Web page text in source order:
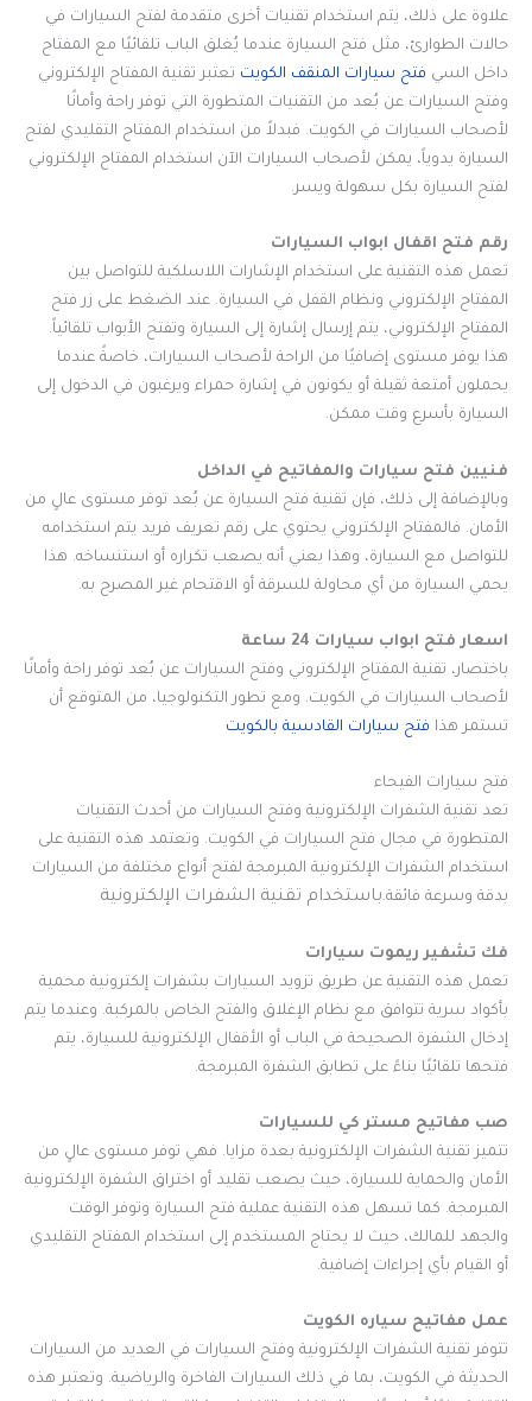
علاوة على ذلك، يتم استخدام تقنيات أخرى متقدمة لفتح السيارات في
حالات الطوارئ، مثل فتح السيارة عندما يُغلق الباب تلقائيًا مع المفتاح
داخل السي فتح سيارات المنقف الكويت تعتبر تقنية المفتاح الإلكتروني
وفتح السيارات عن بُعد من التقنيات المتطورة التي توفر راحة وأمانًا
لأصحاب السيارات في الكويت. فبدلاً من استخدام المفتاح التقليدي لفتح
السيارة يدوياً، يمكن لأصحاب السيارات الآن استخدام المفتاح الإلكتروني
لفتح السيارة بكل سهولة ويسر.
رقم فتح اقفال ابواب السيارات
تعمل هذه التقنية على استخدام الإشارات اللاسلكية للتواصل بين
المفتاح الإلكتروني ونظام القفل في السيارة. عند الضغط على زر فتح
المفتاح الإلكتروني، يتم إرسال إشارة إلى السيارة وتفتح الأبواب تلقائياً.
هذا يوفر مستوى إضافيًا من الراحة لأصحاب السيارات، خاصةً عندما
يحملون أمتعة ثقيلة أو يكونون في إشارة حمراء ويرغبون في الدخول إلى
السيارة بأسرع وقت ممكن.
فنيين فتح سيارات والمفاتيح في الداخل
وبالإضافة إلى ذلك، فإن تقنية فتح السيارة عن بُعد توفر مستوى عالٍ من
الأمان. فالمفتاح الإلكتروني يحتوي على رقم تعريف فريد يتم استخدامه
للتواصل مع السيارة، وهذا يعني أنه يصعب تكراره أو استنساخه. هذا
يحمي السيارة من أي محاولة للسرقة أو الاقتحام غير المصرح به.
اسعار فتح ابواب سيارات 24 ساعة
باختصار، تقنية المفتاح الإلكتروني وفتح السيارات عن بُعد توفر راحة وأمانًا
لأصحاب السيارات في الكويت. ومع تطور التكنولوجيا، من المتوقع أن
تستمر هذا فتح سيارات القادسية بالكويت
فتح سيارات الفيحاء
تعد تقنية الشفرات الإلكترونية وفتح السيارات من أحدث التقنيات
المتطورة في مجال فتح السيارات في الكويت. وتعتمد هذه التقنية على
استخدام الشفرات الإلكترونية المبرمجة لفتح أنواع مختلفة من السيارات
بدقة وسرعة فائقة.باستخدام تقنية الشفرات الإلكترونية
فك تشفير ريموت سيارات
تعمل هذه التقنية عن طريق تزويد السيارات بشفرات إلكترونية محمية
بأكواد سرية تتوافق مع نظام الإغلاق والفتح الخاص بالمركبة. وعندما يتم
إدخال الشفرة الصحيحة في الباب أو الأقفال الإلكترونية للسيارة، يتم
فتحها تلقائيًا بناءً على تطابق الشفرة المبرمجة.
صب مفاتيح مستر كي للسيارات
تتميز تقنية الشفرات الإلكترونية بعدة مزايا. فهي توفر مستوى عالٍ من
الأمان والحماية للسيارة، حيث يصعب تقليد أو اختراق الشفرة الإلكترونية
المبرمجة. كما تسهل هذه التقنية عملية فتح السيارة وتوفر الوقت
والجهد للمالك، حيث لا يحتاج المستخدم إلى استخدام المفتاح التقليدي
أو القيام بأي إجراءات إضافية.
عمل مفاتيح سياره الكويت
تتوفر تقنية الشفرات الإلكترونية وفتح السيارات في العديد من السيارات
الحديثة في الكويت، بما في ذلك السيارات الفاخرة والرياضية. وتعتبر هذه